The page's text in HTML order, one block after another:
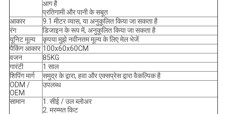
आग है
प्रतिगामी और पानी के सबूत
आकार
9.1 मीटर व्यास, या अनुकूलित किया जा सकता है
रंग
डिजाइन के रूप में, अनुकूलित किया जा सकता है
यूनिट मूल्य
कृपया मुझे नवीनतम मूल्य के लिए मेल भेजें
पैकिंग आकार 100x60x60CM
वजन
85KG
गारंटी
1 साल
शिपिंग मार्ग
समुद्र के द्वारा, हवा और एक्सप्रेस द्वारा वैकल्पिक है
ODM /
OEM
उपलब्ध
सामान
1. सीई / उल ब्लोअर
2. मरम्मत किट